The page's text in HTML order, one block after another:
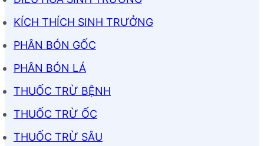
KÍCH THÍCH SINH TRƯỞNG
PHÂN BÓN GỐC
PHÂN BÓN LÁ
THUỐC TRỪ BỆNH
THUỐC TRỪ ỐC
THUỐC TRỪ SÂU